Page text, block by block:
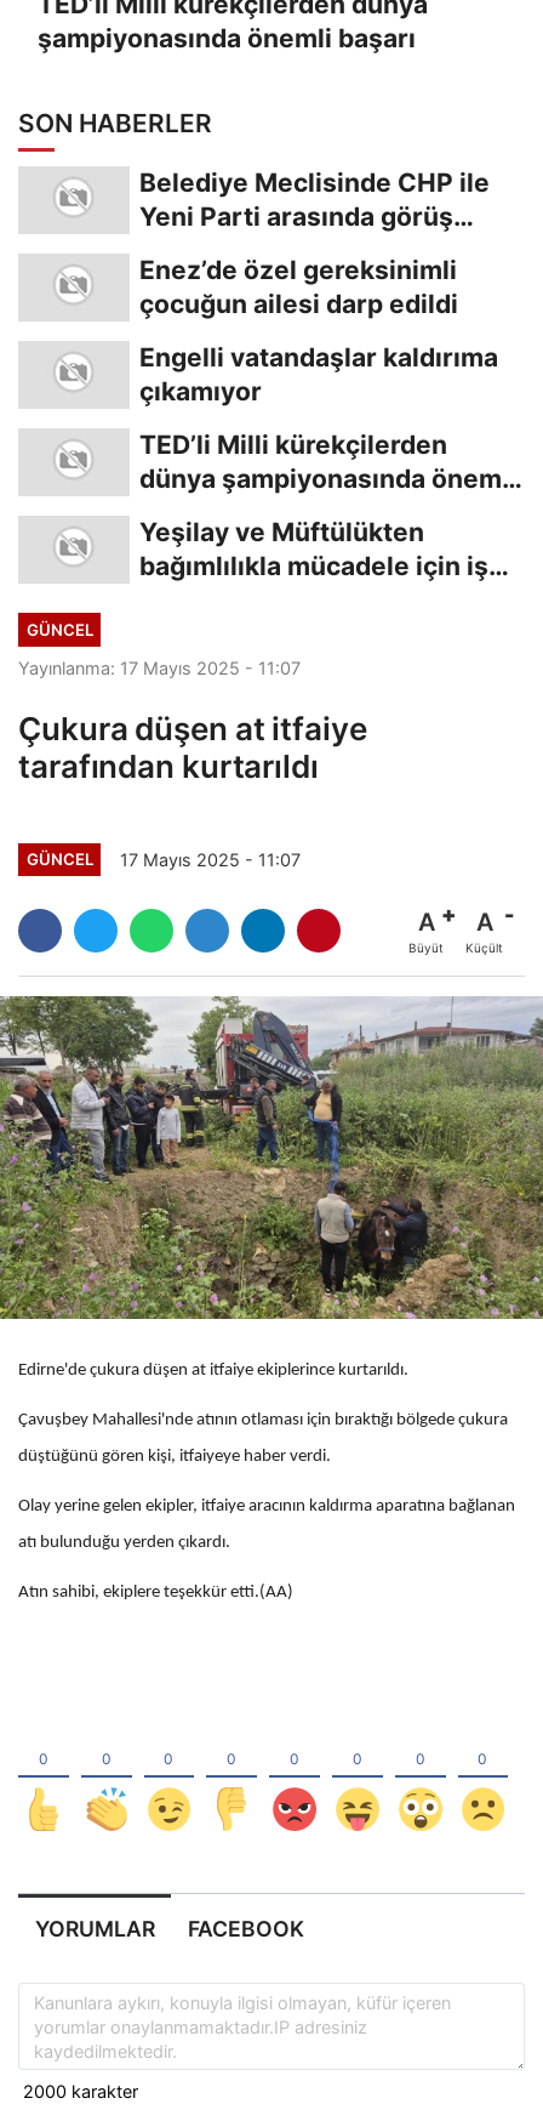
şampiyonasında önemli başarı
SON HABERLER
Belediye Meclisinde CHP ile
Yeni Parti arasında görüş
Enez’de özel gereksinimli
çocuğun ailesi darp edildi
Engelli vatandaşlar kaldırıma
çıkamıyor
TED’li Milli kürekçilerden
dünya şampiyonasında önemli
Yeşilay ve Müftülükten
bağımlılıkla mücadele için iş
GÜNCEL
Yayınlanma: 17 Mayıs 2025 - 11:07
Çukura düşen at itfaiye
tarafından kurtarıldı
GÜNCEL 17 Mayıs 2025 - 11:07
A
Büyüt
A
Küçült
Edirne'de çukura düşen at itfaiye ekiplerince kurtarıldı.
Çavuşbey Mahallesi'nde atının otlaması için bıraktığı bölgede çukura
düştüğünü gören kişi, itfaiyeye haber verdi.
Olay yerine gelen ekipler, itfaiye aracının kaldırma aparatına bağlanan
atı bulunduğu yerden çıkardı.
Atın sahibi, ekiplere teşekkür etti.(AA)
YORUMLAR FACEBOOK